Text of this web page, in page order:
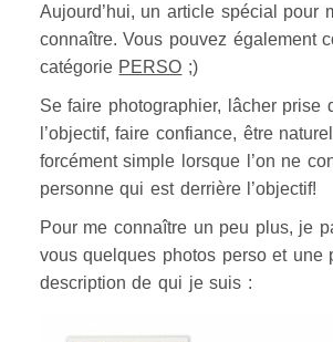
Aujourd’hui, un article spécial pour
connaître. Vous pouvez également
catégorie PERSO ;)
Se faire photographier, lâcher prise
l’objectif, faire confiance, être
forcément simple lorsque l’on ne
personne qui est derrière l’objectif!
Pour me connaître un peu plus, je
vous quelques photos perso et une
description de qui je suis :